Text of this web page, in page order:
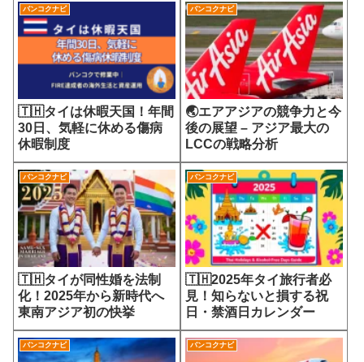
す医療サービスの未来
バンコクナビ
🇹🇭タイは休暇天国！年間
30日、気軽に休める傷病
休暇制度
バンコクナビ
🌏エアアジアの競争力と今
後の展望 – アジア最大の
LCCの戦略分析
バンコクナビ
🇹🇭タイが同性婚を法制
化！2025年から新時代へ
東南アジア初の快挙
バンコクナビ
🇹🇭2025年タイ旅行者必
見！知らないと損する祝
日・禁酒日カレンダー
バンコクナビ バンコクナビ